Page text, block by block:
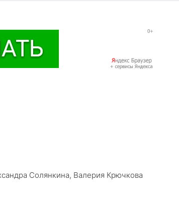
Солянкина, Валерия Крючкова